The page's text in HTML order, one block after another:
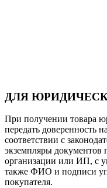
ДЛЯ
При получении товара
передать доверенность
соответствии с
экземпляры документов
организации или ИП, с
также ФИО и подписи
покупателя.